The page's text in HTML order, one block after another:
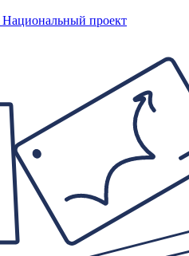
Национальный проект